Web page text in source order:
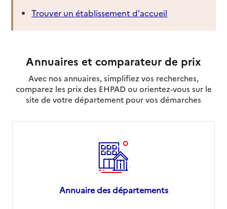
Trouver un établissement d'accueil
Annuaires et comparateur de prix
Avec nos annuaires, simplifiez vos recherches,
comparez les prix des EHPAD ou orientez-vous sur le
site de votre département pour vos démarches
Annuaire des départements